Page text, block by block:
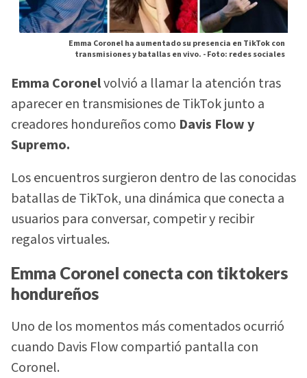
Emma Coronel ha aumentado su presencia en TikTok con
transmisiones y batallas en vivo. -Foto: redes sociales
Emma Coronelvolvió a llamar la atención tras
aparecer en transmisiones de TikTok junto a
creadores hondureños como Davis Flow y
Supremo.
Los encuentros surgieron dentro de las conocidas
batallas de TikTok, una dinámica que conecta a
usuarios para conversar, competir y recibir
regalos virtuales.
Emma Coronel conecta con tiktokers
hondureños
Uno de los momentos más comentados ocurrió
cuando Davis Flow compartió pantalla con
Coronel.